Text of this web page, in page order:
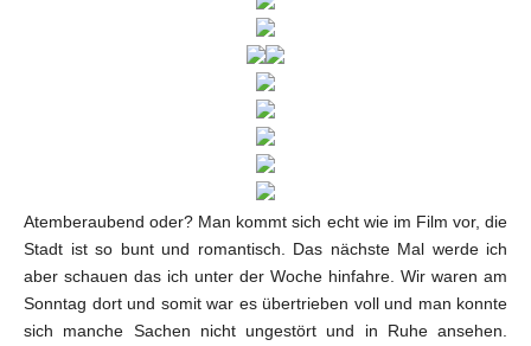
Atemberaubend oder? Man kommt sich echt wie im Film vor, die
Stadt ist so bunt und romantisch. Das nächste Mal werde ich
aber schauen das ich unter der Woche hinfahre. Wir waren am
Sonntag dort und somit war es übertrieben voll und man konnte
sich manche Sachen nicht ungestört und in Ruhe ansehen.